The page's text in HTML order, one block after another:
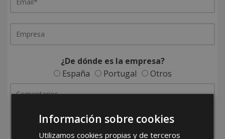
¿De dónde es la empresa?
España
Portugal Otros
Información sobre cookies
Utilizamos cookies propias y de terceros